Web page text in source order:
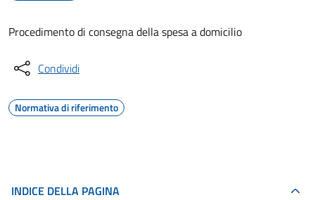
Procedimento di consegna della spesa a domicilio
Condividi
Normativa di riferimento
INDICE DELLA PAGINA